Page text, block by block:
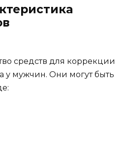
средств для коррекции
у мужчин. Они могут быть